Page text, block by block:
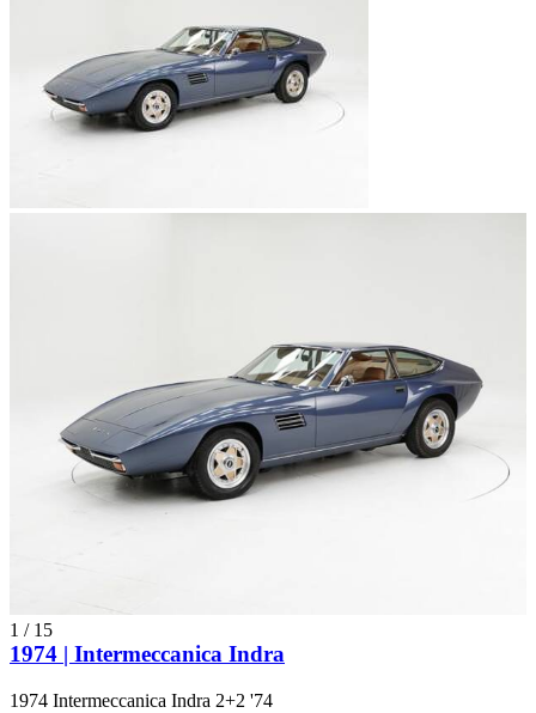
1 / 15
1974 | Intermeccanica Indra
1974 Intermeccanica Indra 2+2 '74